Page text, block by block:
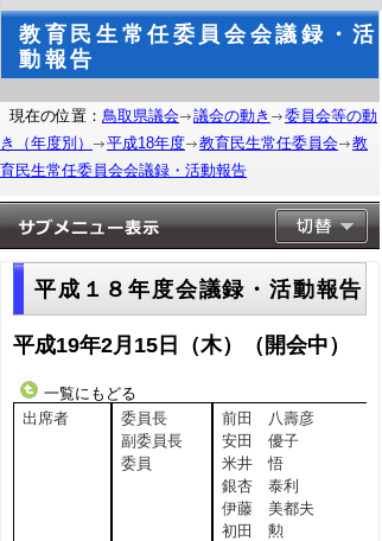
教育民生常任委員会会議録・活
動報告
現在の位置： 鳥取県議会 議会の動き
委員会等の動
き（年度別）
平成18年度 教育民生常任委員会
教
育民生常任委員会会議録・活動報告
平成１８年度会議録・活動報告
平成19年2月15日（木）（開会中）
一覧にもどる
出席者
委員長
副委員長
委員
前田 八壽彦
安田 優子
米井 悟
銀杏 泰利
伊藤 美都夫
初田 勲